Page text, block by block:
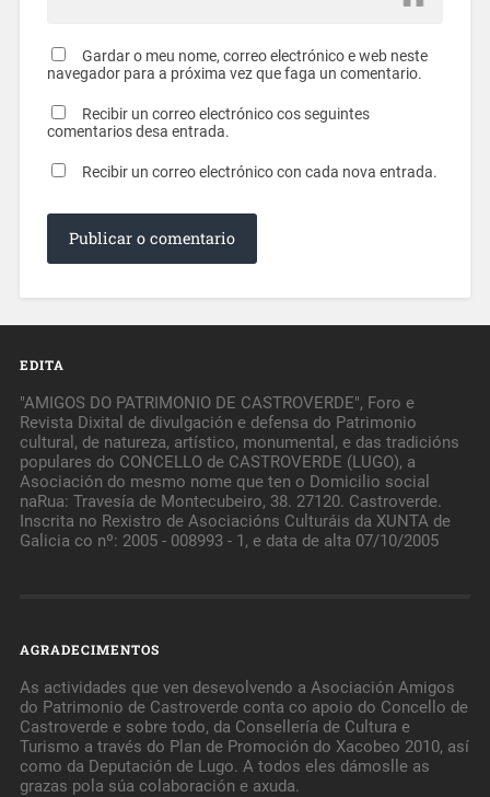
Gardar o meu nome, correo electrónico e web neste
navegador para a próxima vez que faga un comentario.
Recibir un correo electrónico cos seguintes
comentarios desa entrada.
Recibir un correo electrónico con cada nova entrada.
EDITA
"AMIGOS DO PATRIMONIO DE CASTROVERDE", Foro e
Revista Dixital de divulgación e defensa do Patrimonio
cultural, de natureza, artístico, monumental, e das tradicións
populares do CONCELLO de CASTROVERDE (LUGO), a
Asociación do mesmo nome que ten o Domicilio social
naRua: Travesía de Montecubeiro, 38. 27120. Castroverde.
Inscrita no Rexistro de Asociacións Culturáis da XUNTA de
Galicia co nº: 2005 - 008993 - 1, e data de alta 07/10/2005
AGRADECIMENTOS
As actividades que ven desevolvendo a Asociación Amigos
do Patrimonio de Castroverde conta co apoio do Concello de
Castroverde e sobre todo, da Consellería de Cultura e
Turismo a través do Plan de Promoción do Xacobeo 2010, así
como da Deputación de Lugo. A todos eles dámoslle as
grazas pola súa colaboración e axuda.